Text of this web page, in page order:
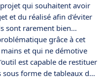
qui souhaitent avoir
et du réalisé afin d'éviter
sont rarement bien
grâce à cet
et qui ne démotive
est capable de restituer
forme de tableaux de